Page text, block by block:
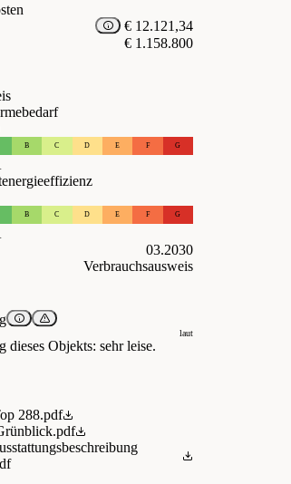
B C D E F G
B C D E F G
03.2030
Verbrauchsausweis
laut
dieses Objekts: sehr leise.
€ 12.121,34
€ 1.158.800
288.pdf